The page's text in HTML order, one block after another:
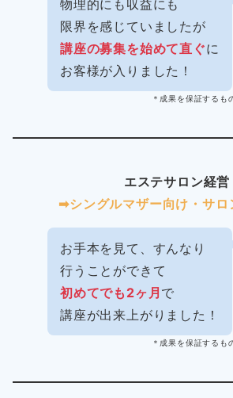
物理的にも収益にも
限界を感じていましたが
講座の募集を始めて直ぐに
お客様が入りました！
＊成果を保証するものでは
エステサロン経営
➡︎シングルマザー向け・サロ
お手本を見て、すんなり
行うことができて
初めてでも2ヶ月 で
講座が出来上がりました！
＊成果を保証するものでは